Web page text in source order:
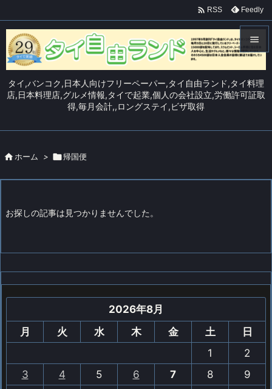
タイ,バンコク,日本人向けフリーペーパー,タイ自由ランド,タイ料理
店,日本料理店,グルメ情報,タイで起業,個人の会社設立,労働許可証取
得,毎月会計,,ロングステイ,ビザ取得

メニュ


 RSS Feedly
 ホーム > 帰国便
お探しの記事は見つかりませんでした。
2026年8月
月
火 水 木 金 土
日
1
2
3
4 5 6 7 8
9